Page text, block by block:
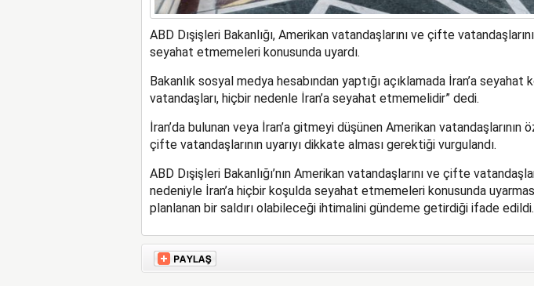
ABD Dışişleri Bakanlığı, Amerikan vatandaşlarını ve çifte
seyahat etmemeleri konusunda uyardı.
Bakanlık sosyal medya hesabından yaptığı açıklamada İran’a seyahat
vatandaşları, hiçbir nedenle İran’a seyahat etmemelidir” dedi.
İran’da bulunan veya İran’a gitmeyi düşünen Amerikan vatandaşlarının
çifte vatandaşlarının uyarıyı dikkate alması gerektiği vurgulandı.
ABD Dışişleri Bakanlığı’nın Amerikan vatandaşlarını ve çifte
nedeniyle İran’a hiçbir koşulda seyahat etmemeleri konusunda
planlanan bir saldırı olabileceği ihtimalini gündeme getirdiği ifade edildi.